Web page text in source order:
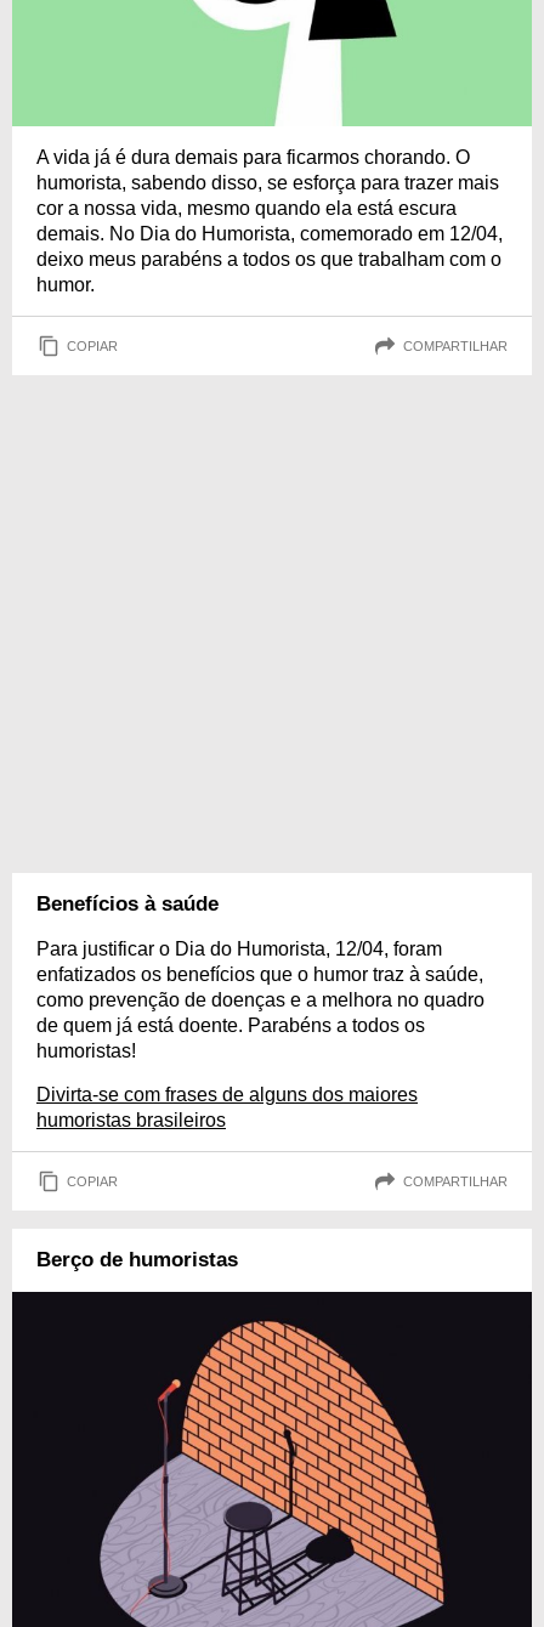
A vida já é dura demais para ficarmos chorando. O
humorista, sabendo disso, se esforça para trazer mais
cor a nossa vida, mesmo quando ela está escura
demais. No Dia do Humorista, comemorado em 12/04,
deixo meus parabéns a todos os que trabalham com o
humor.
COPIAR COMPARTILHAR
Benefícios à saúde
Para justificar o Dia do Humorista, 12/04, foram
enfatizados os benefícios que o humor traz à saúde,
como prevenção de doenças e a melhora no quadro
de quem já está doente. Parabéns a todos os
humoristas!
Divirta-se com frases de alguns dos maiores
humoristas brasileiros
COPIAR COMPARTILHAR
Berço de humoristas